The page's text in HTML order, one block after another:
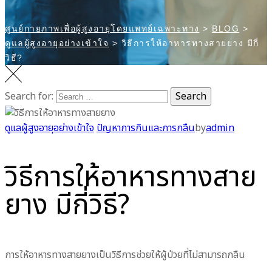
ศูนย์กายภาพเพื่อผู้สูงอายุโดยแพทย์เฉพาะทาง > BLOG >
ดูแลผู้สูงอายุอย่างเข้าใจ > วิธีการให้อาหารทางสายยาง มีกี่
วิธี?
Search for: Search
ดูแลผู้สูงอายุอย่างเข้าใจ ปัญหาการกินและการกลืนbyadmin
วิธีการให้อาหารทางสาย
ยาง มีกี่วิธี?
การให้อาหารทางสายยางเป็นวิธีการช่วยให้ผู้ป่วยที่ไม่สามารถกลืน